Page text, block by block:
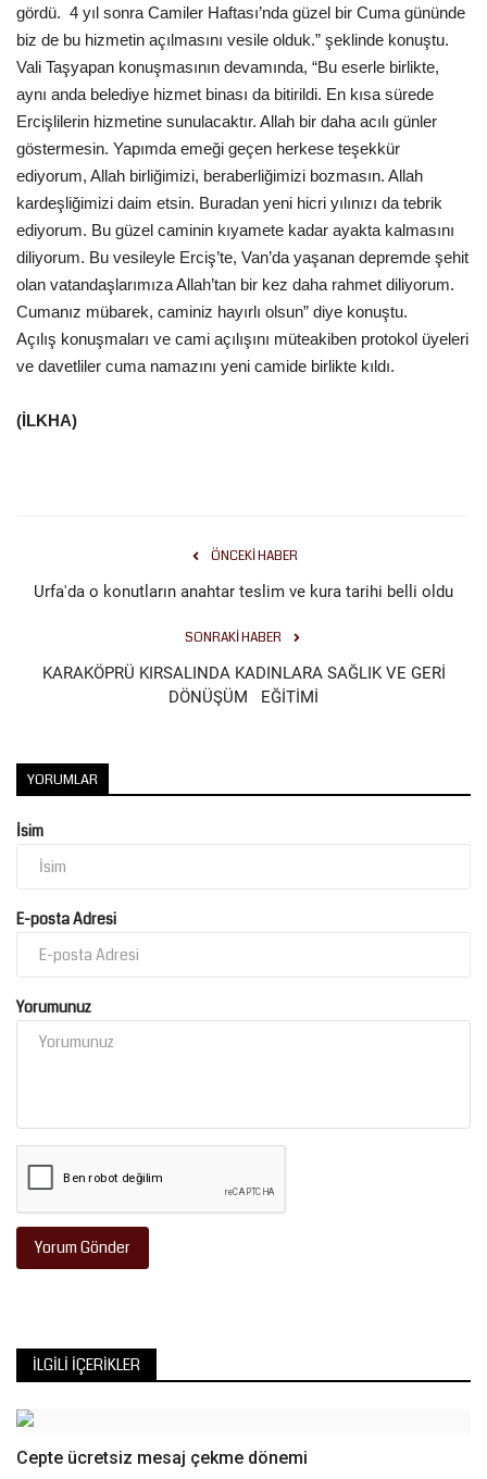
Yaşam
İletişim
Kültür Sanat
gördü. 4 yıl sonra Camiler Haftası’nda güzel bir Cuma gününde
biz de bu hizmetin açılmasını vesile olduk.” şeklinde konuştu.
Vali Taşyapan konuşmasının devamında, “Bu eserle birlikte,
aynı anda belediye hizmet binası da bitirildi. En kısa sürede
Ercişlilerin hizmetine sunulacaktır. Allah bir daha acılı günler
göstermesin. Yapımda emeği geçen herkese teşekkür
ediyorum, Allah birliğimizi, beraberliğimizi bozmasın. Allah
kardeşliğimizi daim etsin. Buradan yeni hicri yılınızı da tebrik
ediyorum. Bu güzel caminin kıyamete kadar ayakta kalmasını
diliyorum. Bu vesileyle Erciş’te, Van’da yaşanan depremde şehit
olan vatandaşlarımıza Allah’tan bir kez daha rahmet diliyorum.
Cumanız mübarek, caminiz hayırlı olsun” diye konuştu.
Açılış konuşmaları ve cami açılışını müteakiben protokol üyeleri
ve davetliler cuma namazını yeni camide birlikte kıldı.
(İLKHA)
ÖNCEKI HABER
Urfa'da o konutların anahtar teslim ve kura tarihi belli oldu
SONRAKI HABER
KARAKÖPRÜ KIRSALINDA KADINLARA SAĞLIK VE GERİ
DÖNÜŞÜM EĞİTİMİ
YORUMLAR
İsim
E-posta Adresi
Yorumunuz
Yorum Gönder
İLGILI İÇERIKLER
Cepte ücretsiz mesaj çekme dönemi